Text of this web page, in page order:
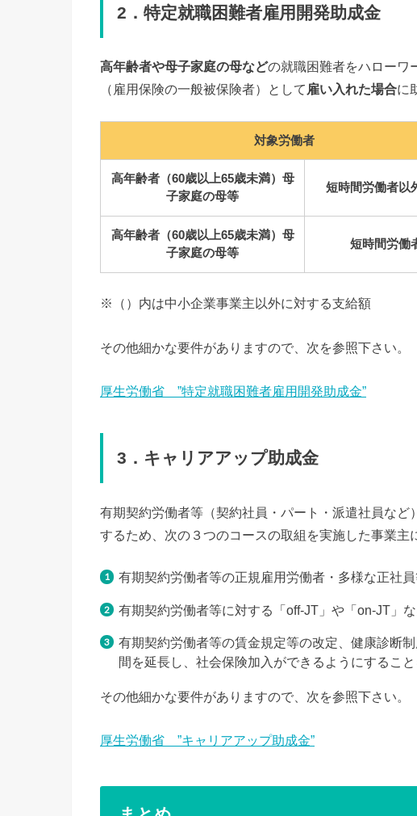
2．特定就職困難者雇用開発助成金
高年齢者や母子家庭の母などの就職困難者をハローワ
（雇用保険の一般被保険者）として 雇い入れた場合に
対象労働者
高年齢者（60歳以上65歳未満）母
子家庭の母等
短時間労働者以
高年齢者（60歳以上65歳未満）母
子家庭の母等
短時間労働
※（）内は中小企業事業主以外に対する支給額
その他細かな要件がありますので、次を参照下さい。
厚生労働省 ”特定就職困難者雇用開発助成金”
3．キャリアアップ助成金
有期契約労働者等（契約社員・パート・派遣社員な
するため、次の３つのコースの取組を実施した事業主
有期契約労働者等の正規雇用労働者・多様な正社
有期契約労働者等に対する「off-JT」や「on-JT」
有期契約労働者等の賃金規定等の改定、健康診断
間を延長し、社会保険加入ができるようにするこ
その他細かな要件がありますので、次を参照下さい。
厚生労働省 ”キャリアアップ助成金”